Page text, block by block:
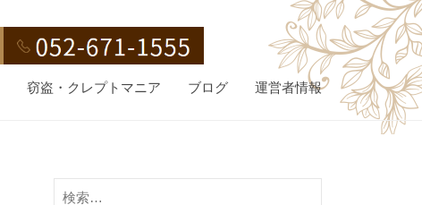
窃盗・クレプトマニア ブログ 運営者情報
検